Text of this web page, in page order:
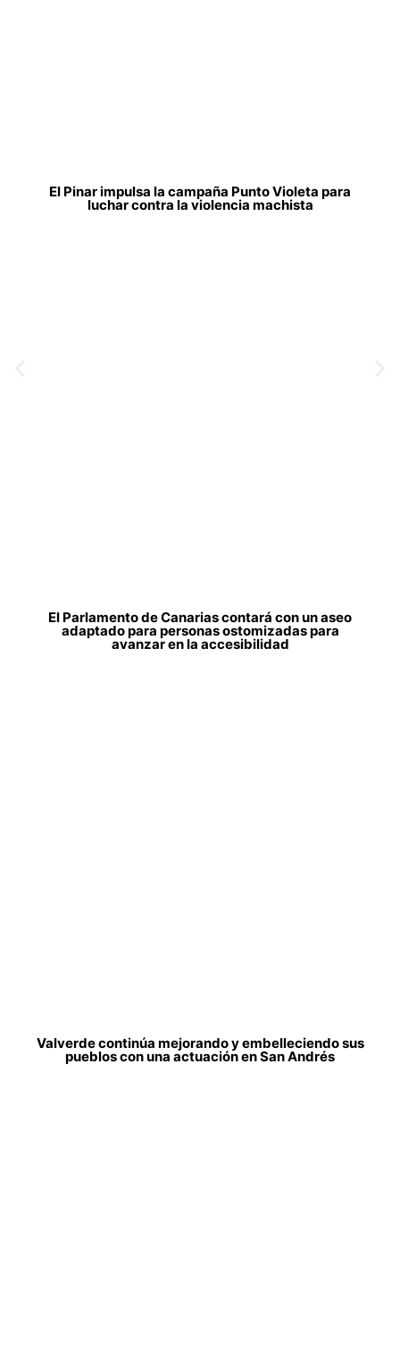
El Pinar impulsa la campaña Punto Violeta para
luchar contra la violencia machista
El Parlamento de Canarias contará con un aseo
adaptado para personas ostomizadas para
avanzar en la accesibilidad
Valverde continúa mejorando y embelleciendo sus
pueblos con una actuación en San Andrés